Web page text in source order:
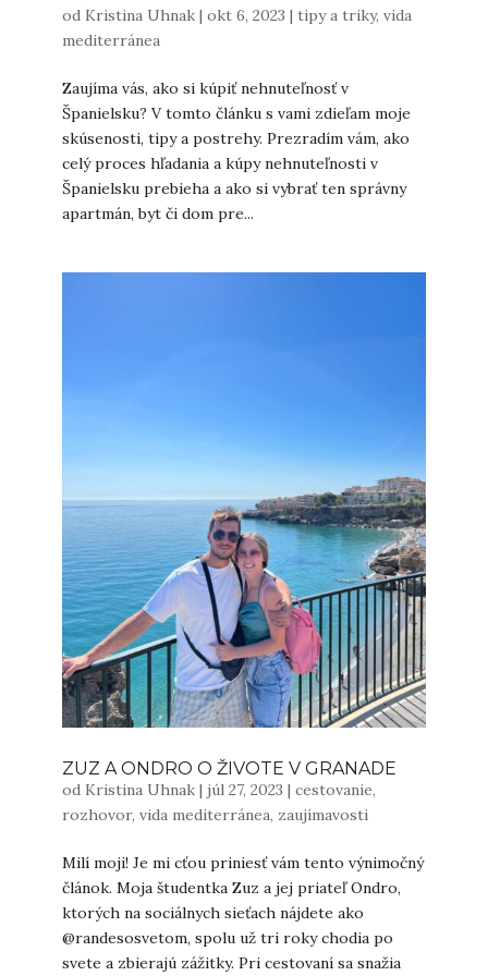
od Kristina Uhnak| okt 6, 2023 | tipy a triky, vida
mediterránea
Zaujíma vás, ako si kúpiť nehnuteľnosť v
Španielsku? V tomto článku s vami zdieľam moje
skúsenosti, tipy a postrehy. Prezradím vám, ako
celý proces hľadania a kúpy nehnuteľnosti v
Španielsku prebieha a ako si vybrať ten správny
apartmán, byt či dom pre...
ZUZ A ONDRO O ŽIVOTE V GRANADE
od Kristina Uhnak| júl 27, 2023 | cestovanie,
rozhovor, vida mediterránea, zaujímavosti
Milí moji! Je mi cťou priniesť vám tento výnimočný
článok. Moja študentka Zuz a jej priateľ Ondro,
ktorých na sociálnych sieťach nájdete ako
@randesosvetom, spolu už tri roky chodia po
svete a zbierajú zážitky. Pri cestovaní sa snažia